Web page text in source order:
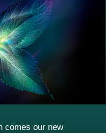
comes our new